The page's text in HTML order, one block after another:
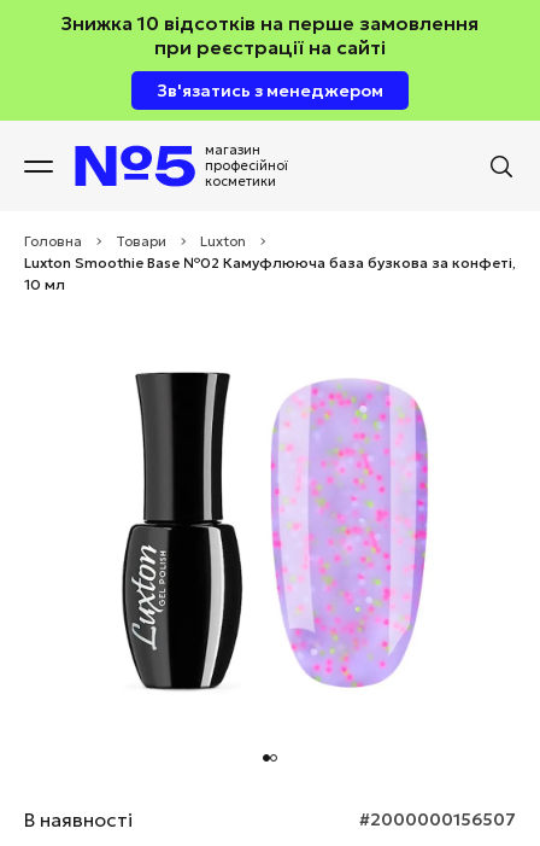
Знижка 10 відсотків на перше замовлення
при реєстрації на сайті
Зв'язатись з менеджером
магазин
професійної
косметики
Головна > Товари > Luxton
>
Luxton Smoothie Base №02 Камуфлююча база бузкова за конфеті,
10 мл
В наявності #2000000156507